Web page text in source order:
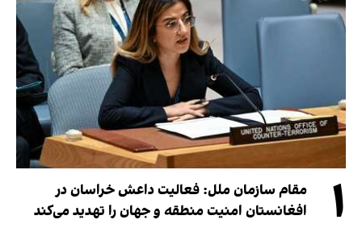
۱
مقام سازمان ملل: فعالیت داعش خراسان در
افغانستان امنیت منطقه و جهان را تهدید می‌کند